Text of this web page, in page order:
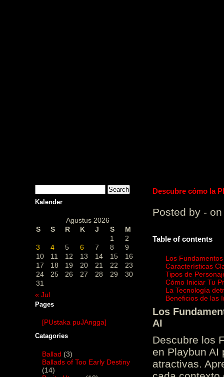
Kalender
Agustus 2026
S
S R K J S
M
1
2
3
4 5 6 7 8
9
10
11 12 13 14 15
16
17
18 19 20 21 22
23
24
25 26 27 28 29
30
31
« Jul
Pages
[PUstaka puJAngga]
Catagories
Ballad (3)
Ballads of Too Early Destiny
(14)
Descubre cómo la
Posted by - on
Table of contents
Los
Características
Tipos de
Cómo Iniciar Tu
La Tecnología
Beneficios de las
Los
AI
Descubre los
en Playbun AI
atractivas.